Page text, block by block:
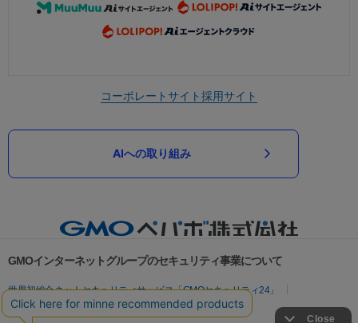
コーポレートサイト採用サイト
AIへの取り組み
GMOインターネットグループのセキュリティ事業について
世界初総合ネットセキュリティサービス「GMOセキュリティ24」
パスワード漏洩診断
Webサイトリスク診断